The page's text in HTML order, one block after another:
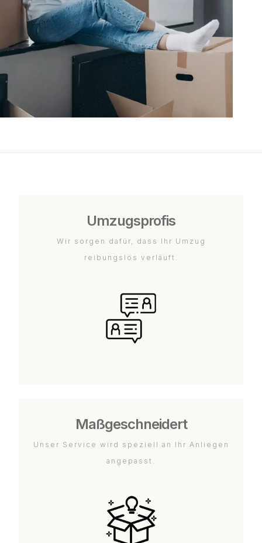
Umzugsprofis
Wir sorgen dafür, dass Ihr Umzug
reibungslos verläuft.
Maßgeschneidert
Unser Service wird speziell an Ihr Anliegen
angepasst.